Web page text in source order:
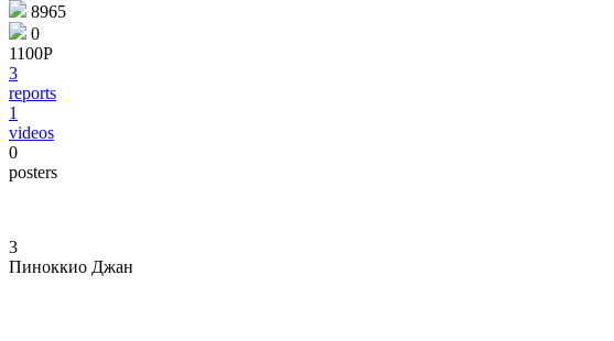
8965
0
1100Р
3
reports
1
videos
0
posters
3
Пиноккио Джан